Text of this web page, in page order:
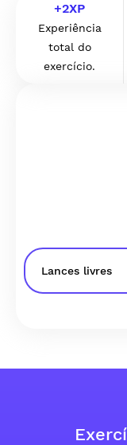
+2XP
Experiência
total do
exercício.
Lances livres